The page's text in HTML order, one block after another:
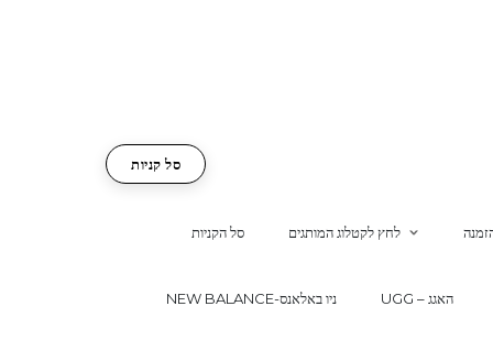
סל הקניות לחץ לקטלוג המותגים
NEW BALANCE-ניו באלאנס UGG – האגג
סל קניות